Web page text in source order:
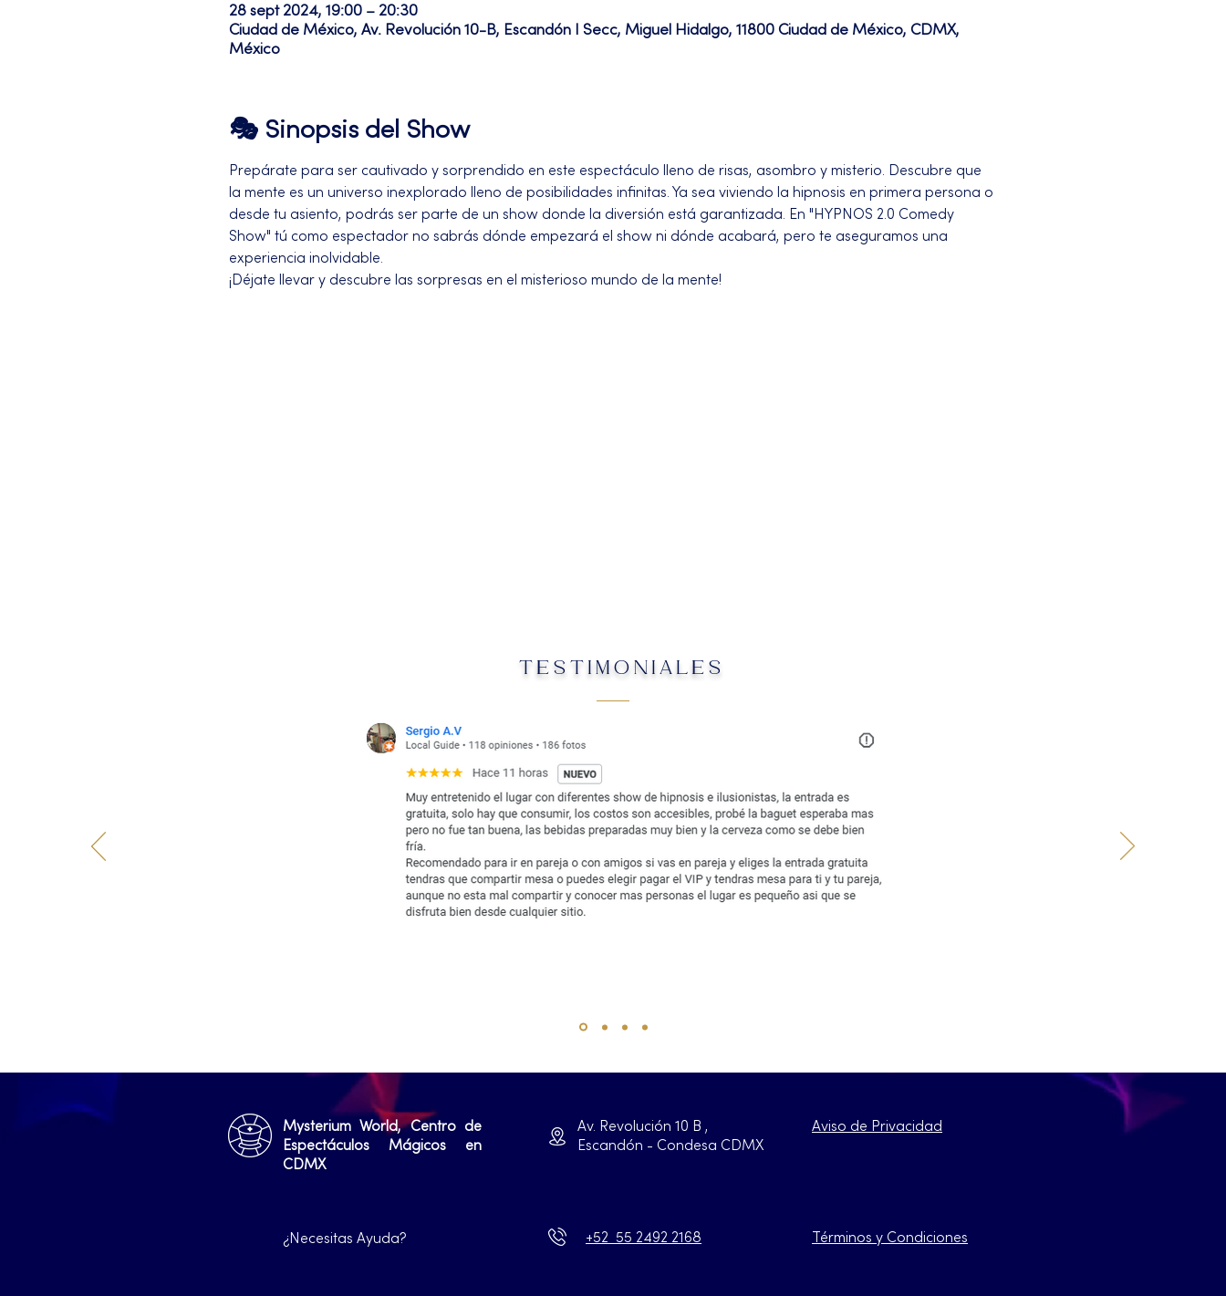
28 sept 2024, 19:00 – 20:30
Ciudad de México, Av. Revolución 10-B, Escandón I Secc, Miguel Hidalgo, 11800 Ciudad de México, CDMX,
México
🎭 Sinopsis del Show
Prepárate para ser cautivado y sorprendido en este espectáculo lleno de risas, asombro y misterio. Descubre que
la mente es un universo inexplorado lleno de posibilidades infinitas. Ya sea viviendo la hipnosis en primera persona o
desde tu asiento, podrás ser parte de un show donde la diversión está garantizada. En "HYPNOS 2.0 Comedy
Show" tú como espectador no sabrás dónde empezará el show ni dónde acabará, pero te aseguramos una
experiencia inolvidable.
¡Déjate llevar y descubre las sorpresas en el misterioso mundo de la mente!
TESTIMONIALES
Mysterium World, Centro de
Espectáculos Mágicos en
CDMX
Av. Revolución 10 B ,
Escandón - Condesa CDMX
Aviso de Privacidad
¿Necesitas Ayuda? +52 55 2492 2168 Términos y Condiciones